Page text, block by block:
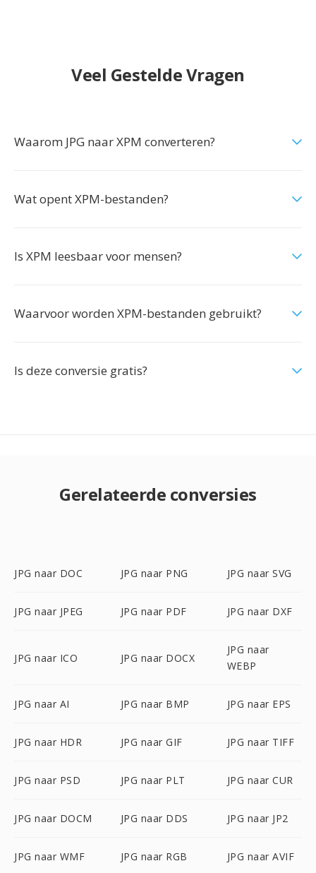
Veel Gestelde Vragen
Waarom JPG naar XPM converteren?
Wat opent XPM-bestanden?
Is XPM leesbaar voor mensen?
Waarvoor worden XPM-bestanden gebruikt?
Is deze conversie gratis?
Gerelateerde conversies
JPG naar DOC JPG naar PNG JPG naar SVG
JPG naar JPEG JPG naar PDF JPG naar DXF
JPG naar ICO JPG naar DOCX
JPG naar
WEBP
JPG naar AI JPG naar BMP JPG naar EPS
JPG naar HDR JPG naar GIF JPG naar TIFF
JPG naar PSD JPG naar PLT JPG naar CUR
JPG naar DOCM JPG naar DDS JPG naar JP2
JPG naar WMF JPG naar RGB JPG naar AVIF